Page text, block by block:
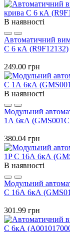
В наявності
Автоматичний
C 6 кА (R9F12132)
249.00 грн
В наявності
Модульний
1А 6кА
380.04 грн
В наявності
Модульний
C 16А 6кА
301.99 грн